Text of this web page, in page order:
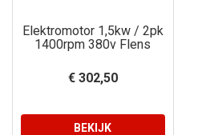
Elektromotor 1,5kw / 2pk
1400rpm 380v Flens
€ 302,50
BEKIJK